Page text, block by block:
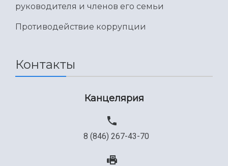
руководителя и членов его семьи
Противодействие коррупции
Контакты
Канцелярия
8 (846) 267-43-70